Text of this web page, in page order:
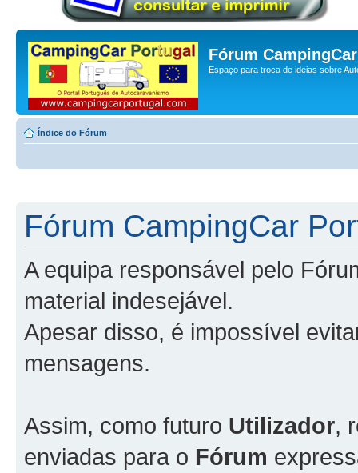
Fórum
Espaço para troca de ideias sobre
Índice do Fórum
Fórum CampingCar
A equipa responsável pelo
material indesejável.
Apesar disso, é impossível
mensagens.
Assim, como futuro Utilizador,
enviadas para o Fórum